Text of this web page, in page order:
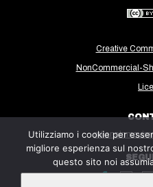
Creative
NonCommercial-
Utilizziamo i cookie per
migliore esperienza sul
questo sito noi